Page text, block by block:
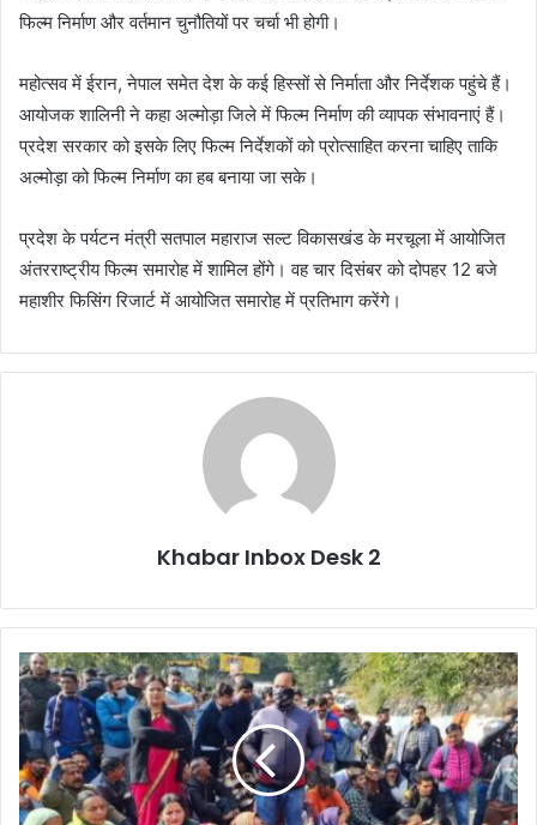
फिल्म निर्माण और वर्तमान चुनौतियों पर चर्चा भी होगी।
महोत्सव में ईरान, नेपाल समेत देश के कई हिस्सों से निर्माता और निर्देशक पहुंचे हैं।
आयोजक शालिनी ने कहा अल्मोड़ा जिले में फिल्म निर्माण की व्यापक संभावनाएं हैं।
प्रदेश सरकार को इसके लिए फिल्म निर्देशकों को प्रोत्साहित करना चाहिए ताकि
अल्मोड़ा को फिल्म निर्माण का हब बनाया जा सके।
प्रदेश के पर्यटन मंत्री सतपाल महाराज सल्ट विकासखंड के मरचूला में आयोजित
अंतरराष्ट्रीय फिल्म समारोह में शामिल होंगे। वह चार दिसंबर को दोपहर 12 बजे
महाशीर फिसिंग रिजार्ट में आयोजित समारोह में प्रतिभाग करेंगे।
Khabar Inbox Desk 2
अतिक्रमण
हटाओ
अभियान
के
खिलाफ
स्थानीय
लोगों